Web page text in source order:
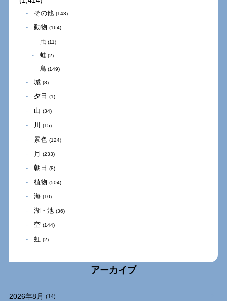
その他 (143)
動物 (164)
虫 (11)
蛙 (2)
鳥 (149)
城 (8)
夕日 (1)
山 (34)
川 (15)
景色 (124)
月 (233)
朝日 (8)
植物 (504)
海 (10)
湖・池 (36)
空 (144)
虹 (2)
アーカイブ
2026年8月 (14)